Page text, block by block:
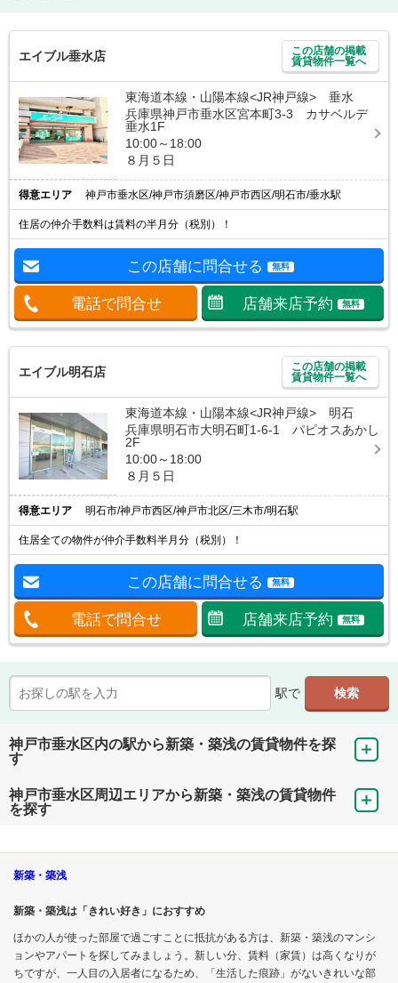
エイブル垂水店
この店舗の掲載
賃貸物件一覧へ
東海道本線・山陽本線<JR神戸線> 垂水
兵庫県神戸市垂水区宮本町3-3 カサベルデ
垂水1F
10:00～18:00
８月５日
得意エリア 神戸市垂水区/神戸市須磨区/神戸市西区/明石市/垂水駅
住居の仲介手数料は賃料の半月分（税別）！
この店舗に問合せる 無料
電話で問合せ 店舗来店予約 無料
エイブル明石店
この店舗の掲載
賃貸物件一覧へ
東海道本線・山陽本線<JR神戸線> 明石
兵庫県明石市大明石町1-6-1 パピオスあかし
2F
10:00～18:00
８月５日
得意エリア 明石市/神戸市西区/神戸市北区/三木市/明石駅
住居全ての物件が仲介手数料半月分（税別）！
この店舗に問合せる 無料
電話で問合せ 店舗来店予約 無料
駅で
神戸市垂水区内の駅から新築・築浅の賃貸物件を探
す
神戸市垂水区周辺エリアから新築・築浅の賃貸物件
を探す
新築・築浅
新築・築浅は「きれい好き」におすすめ
ほかの人が使った部屋で過ごすことに抵抗がある方は、新築・築浅のマンシ
ョンやアパートを探してみましょう。新しい分、賃料（家賃）は高くなりが
ちですが、一人目の入居者になるため、「生活した痕跡」がないきれいな部